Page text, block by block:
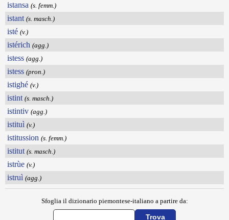
istansa (s. femm.)
istant (s. masch.)
isté (v.)
istérich (agg.)
istess (agg.)
istess (pron.)
istighé (v.)
istint (s. masch.)
istintiv (agg.)
istituì (v.)
istitussion (s. femm.)
istitut (s. masch.)
istrùe (v.)
istruì (agg.)
Sfoglia il dizionario piemontese-italiano a partire da: